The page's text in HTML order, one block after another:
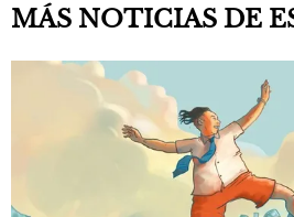
MÁS NOTICIAS DE